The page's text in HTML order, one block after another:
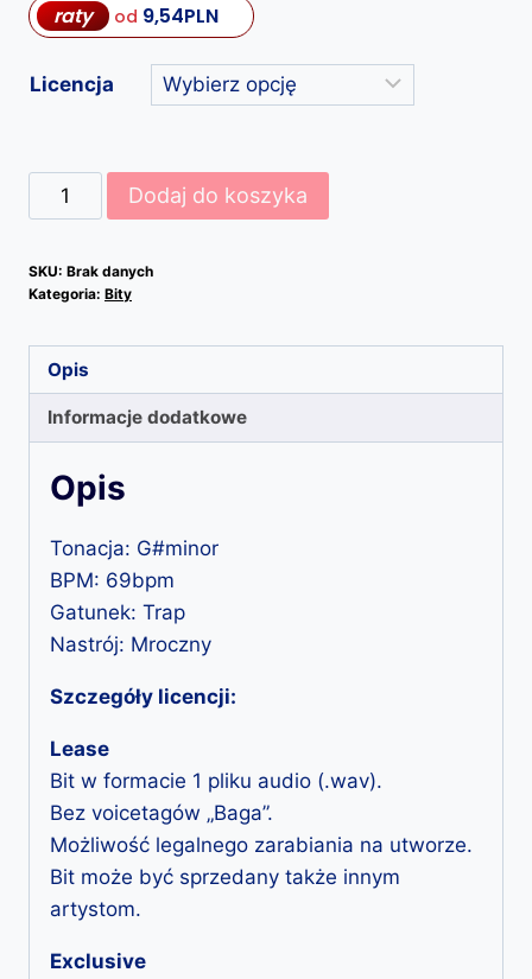
329,00 zł
do
raty od 9,54PLN
Licencja
ilość
Bit
Dodaj do koszyka
SKU: Brak danych
Kategoria: Bity
Opis
Informacje dodatkowe
Opis
Tonacja: G#minor
BPM: 69bpm
Gatunek: Trap
Nastrój: Mroczny
Szczegóły licencji:
Lease
Bit w formacie 1 pliku audio (.wav).
Bez voicetagów „Baga”.
Możliwość legalnego zarabiania na utworze.
Bit może być sprzedany także innym
artystom.
Exclusive